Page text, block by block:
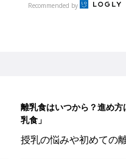
Recommended by
離乳食はいつから？進め
乳食」
授乳の悩みや初めての